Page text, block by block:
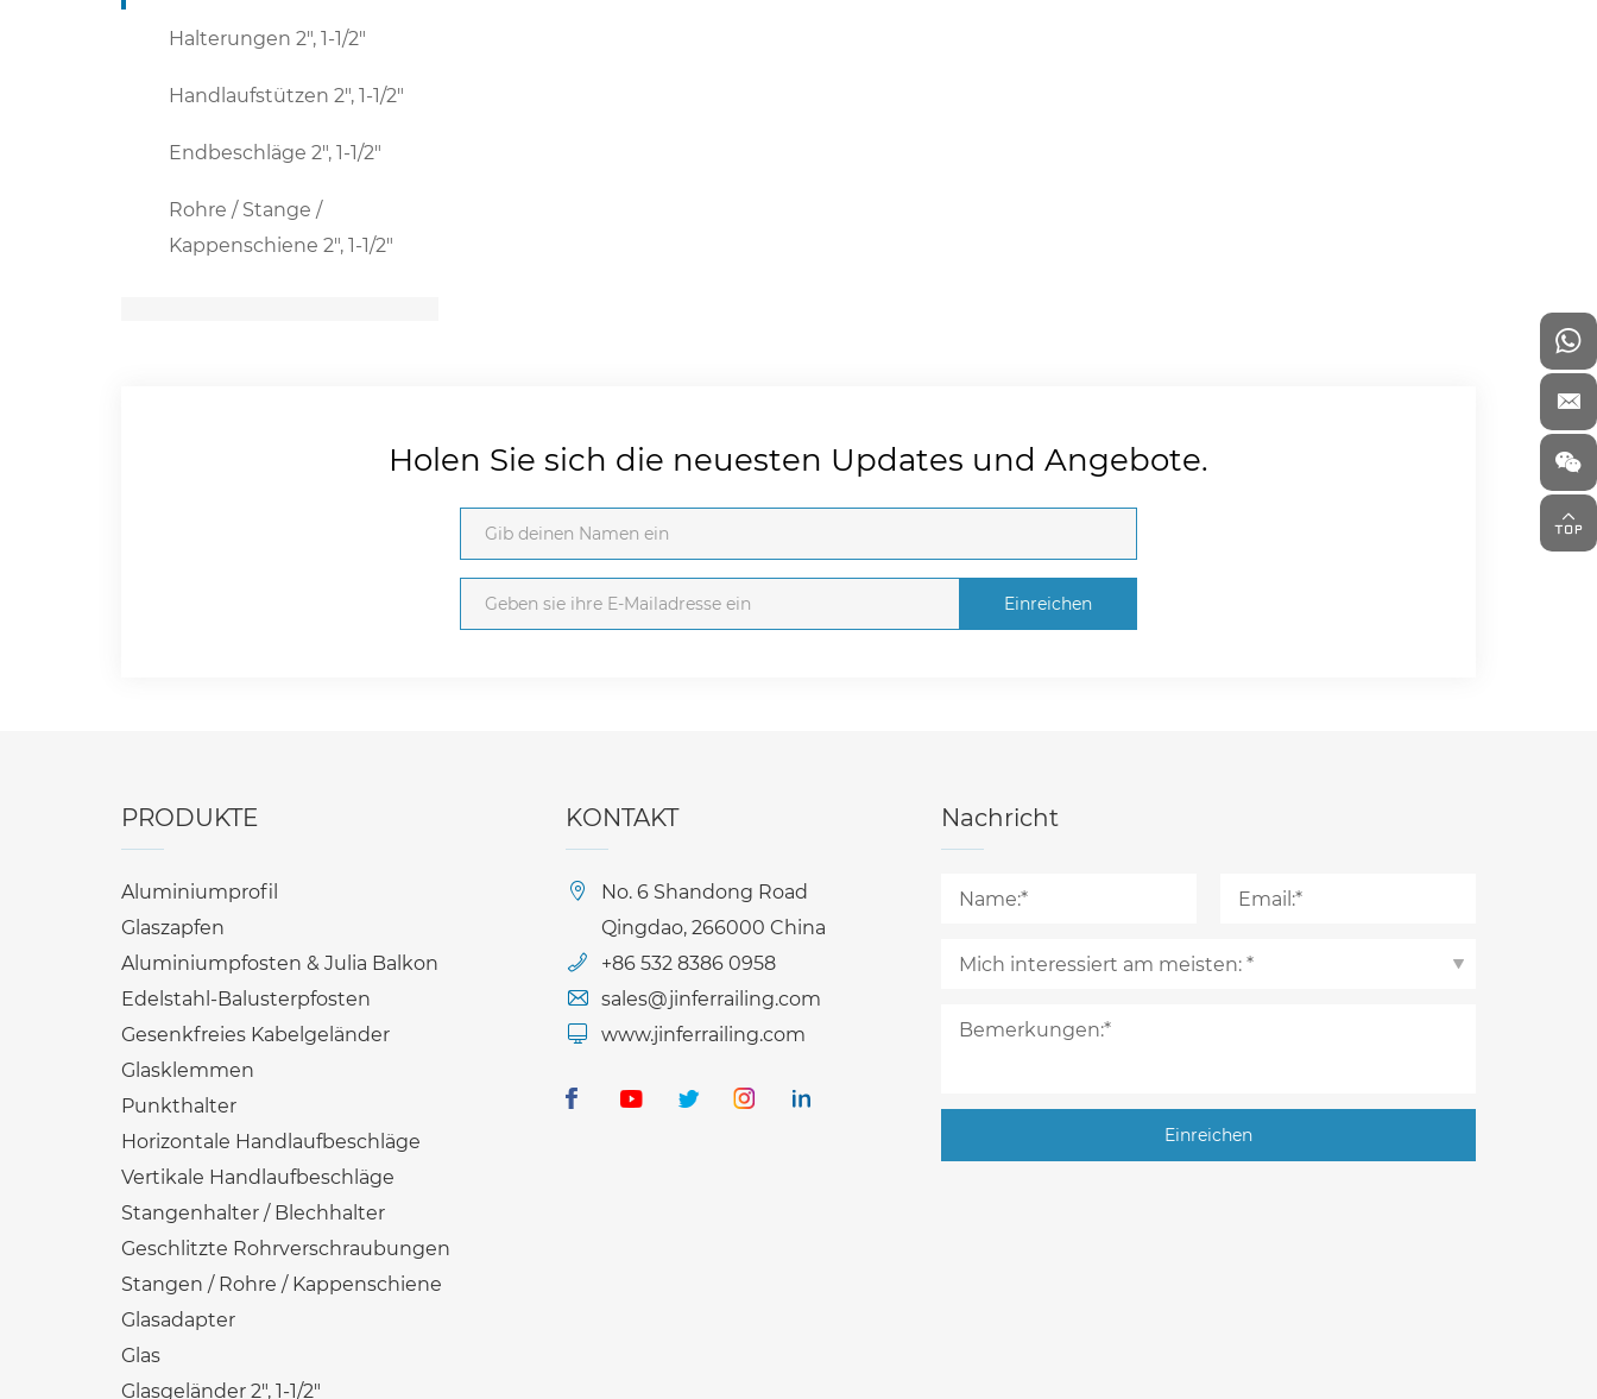
Halterungen 2", 1-1/2"
Handlaufstützen 2", 1-1/2"
Endbeschläge 2", 1-1/2"
Rohre / Stange /
Kappenschiene 2", 1-1/2"
Holen Sie sich die neuesten Updates und Angebote.
Einreichen
PRODUKTE
Aluminiumprofil
Glaszapfen
Aluminiumpfosten & Julia Balkon
Edelstahl-Balusterpfosten
Gesenkfreies Kabelgeländer
Glasklemmen
Punkthalter
Horizontale Handlaufbeschläge
Vertikale Handlaufbeschläge
Stangenhalter / Blechhalter
Geschlitzte Rohrverschraubungen
Stangen / Rohre / Kappenschiene
Glasadapter
Glas
Glasgeländer 2", 1-1/2"
KONTAKT
No. 6 Shandong Road
Qingdao, 266000 China
+86 532 8386 0958
sales@jinferrailing.com
www.jinferrailing.com
Nachricht
Einreichen